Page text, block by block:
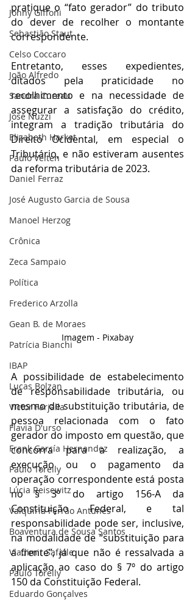
Johny GIffoni
Sebastião Staut
Celso Coccaro
João Alfredo
Sandra Cureau
José Nuzzi
Elizabeth Harkot
Paulo Velten
Daniel Ferraz
José Augusto Garcia de Sousa
Manoel Herzog
Crônica
Zeca Sampaio
Política
Frederico Arzolla
Gean B. de Moraes
Patrícia Bianchi
IBAP
Lucas Bolzan
Victor Farjalla
Flavia D'urso
Frank García Hernandez
Paulo Torelly
Lúcia Reisewitz
Valquíria Ferrão Antunes
Boaventura de Sousa Santos
Vladimir Safatle
Paulo Torelly
Eduardo Gonçalves
pratique o “fato gerador” do tributo
do dever de recolher o montante
correspondente.
Entretanto, esses expedientes,
ditados pela praticidade no
recolhimento e na necessidade de
assegurar a satisfação do crédito,
integram a tradição tributária do
Direito Ocidental, em especial o
Tributário, e não estiveram ausentes
da reforma tributária de 2023.
Imagem - Pixabay
A possibilidade de estabelecimento
de responsabilidade tributária, ou
mesmo de substituição tributária, de
pessoa relacionada com o fato
gerador do imposto em questão, que
concorra para a realização, a
execução ou o pagamento da
operação correspondente está posta
no § 3º do artigo 156-A da
Constituição Federal, e tal
responsabilidade pode ser, inclusive,
na modalidade de “substituição para
a frente”, já que não é ressalvada a
aplicação ao caso do § 7º do artigo
150 da Constituição Federal.